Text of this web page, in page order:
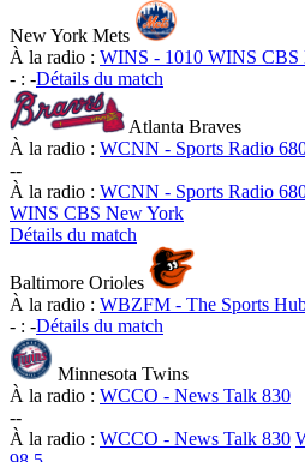
New York Mets
À la radio : WINS - 1010 WINS CBS
- : -Détails du match
Atlanta Braves
À la radio : WCNN - Sports Radio
--
À la radio : WCNN - Sports Radio
WINS CBS New York
Détails du match
Baltimore Orioles
À la radio : WBZFM - The Sports
- : -Détails du match
Minnesota Twins
À la radio : WCCO - News Talk 830
--
À la radio : WCCO - News Talk 830